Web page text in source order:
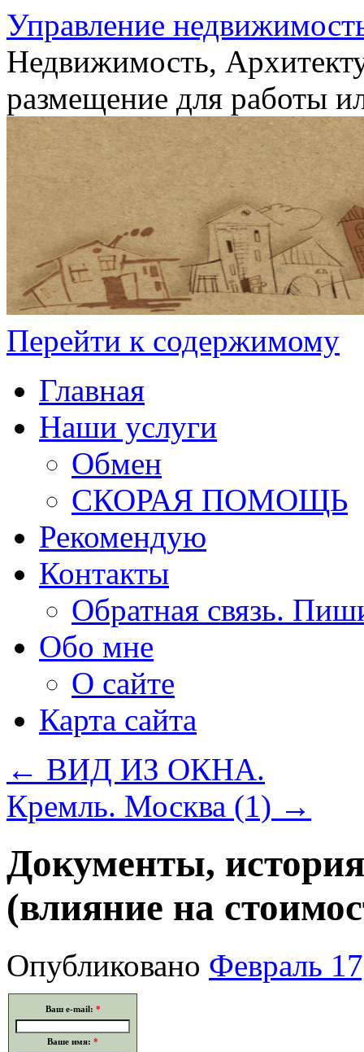
Управление
Недвижимость,
размещение для работы
Перейти к содержимому
Главная
Наши услуги
Обмен
СКОРАЯ ПОМОЩЬ
Рекомендую
Контакты
Обратная связь.
Обо мне
О сайте
Карта сайта
← ВИД ИЗ ОКНА.
Кремль. Москва (1) →
Документы,
(влияние на
Опубликовано Февраль
Ваш e-mail: *
Ваше имя: *